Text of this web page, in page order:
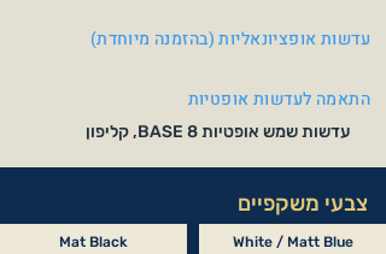
עדשות אופציונאליות (בהזמנה מיוחדת)
התאמה לעדשות אופטיות
עדשות שמש אופטיות BASE 8, קליפון
צבעי משקפיים
Mat Black
White / Matt Blue